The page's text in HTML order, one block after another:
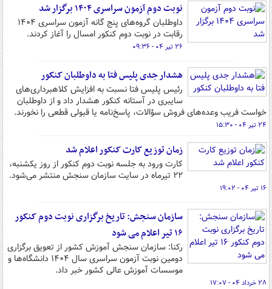
نوبت دوم آزمون سراسری ۱۴۰۴ برگزار شد
داوطلبان گروه‌های پنج گانه آزمون سراسری ۱۴۰۴
رقابت در نوبت دوم کنکور امسال را آغاز کردند.
۲۶ تیر ۰۴ - ۰۹:۳۶
هشدار جدی پلیس فتا به داوطلبان کنکور
رئیس پلیس فتا نسبت به افزایش کلاهبرداری‌های
سایبری در آستانه کنکور هشدار داد و از داوطلبان
خواست فریب وعده‌های فروش سؤالات، پاسخ‌نامه یا قبولی قطعی را نخورند.
۲۴ تیر ۰۴ - ۱۵:۳۰
زمان توزیع کارت کنکور اعلام شد
کارت ورود به جلسه نوبت دوم کنکور از روز یکشنبه،
۲۲ تیرماه در سایت سازمان سنجش منتشر می‌شود.
۱۶ تیر ۰۴ - ۱۹:۰۲
سازمان سنجش: تاریخ برگزاری نوبت دوم کنکور
۱۶ تیر اعلام می شود
رکنا: سازمان سنجش آموزش کشور از تعویق برگزاری
دومین نوبت آزمون سراسری سال ۱۴۰۴ دانشگاه‌ها و
موسسات آموزش عالی کشور خبر داد.
۲۸ خرداد ۰۴ - ۱۷:۰۷